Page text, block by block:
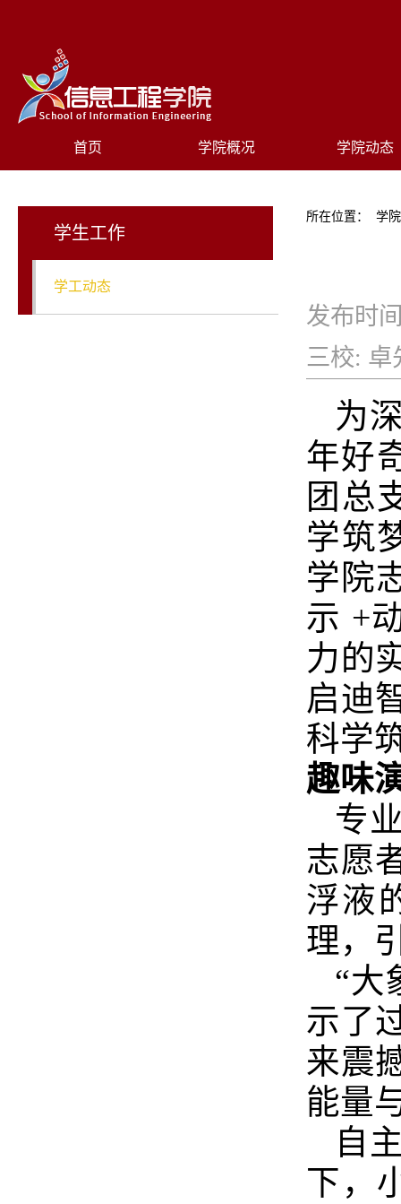
首页 学院概况 学院动态
学生工作
学工动态
所在位置：学
发布时
三校: 卓
为
年好
团总
学筑
学院
示 +
力的
启迪
科学
趣味
专
志愿
浮液
理，
“大
示了
来震
能量
自
下，